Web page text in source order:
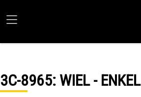
3C-8965: WIEL - ENKEL